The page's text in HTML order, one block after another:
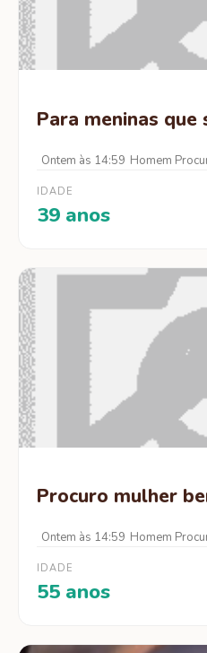
Para meninas que
Ontem às 14:59 Homem
IDADE
39 anos
Procuro mulher
Ontem às 14:59 Homem
IDADE
55 anos